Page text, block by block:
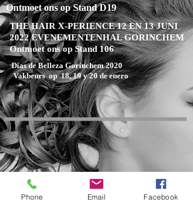
Ontmoet ons op Stand D19
Días de Belleza Gorinchem 2020
Vakbeurs op 18, 19 y 20 de enero
THE HAIR X-PERIENCE 12 EN 13 JUNI
2022 EVENEMENTENHAL GORINCHEM
Ontmoet ons op Stand 106
¿NECESITAS AYUDA?
Phone Email Facebook